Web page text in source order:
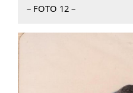
– FOTO 12 –